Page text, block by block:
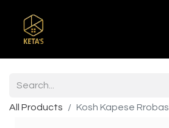
All Products Kosh Kapese